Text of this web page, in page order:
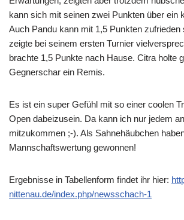
kann sich mit seinen zwei Punkten über ein
Auch Pandu kann mit 1,5 Punkten zufrieden
zeigte bei seinem ersten Turnier
brachte 1,5 Punkte nach Hause. Citra holte
Gegnerschar ein Remis.
Es ist ein super Gefühl mit so einer coolen
Open dabeizusein. Da kann ich nur jedem
mitzukommen ;-). Als Sahnehäubchen
Mannschaftswertung gewonnen!
Ergebnisse in Tabellenform findet ihr hier:
nittenau.de/index.php/newsschach-1